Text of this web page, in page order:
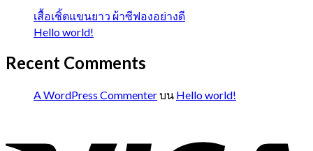
เสื้อเชิ้ตแขนยาว ผ้าซีฟองอย่างดี
Hello world!
Recent Comments
A WordPress Commenterบน Hello world!